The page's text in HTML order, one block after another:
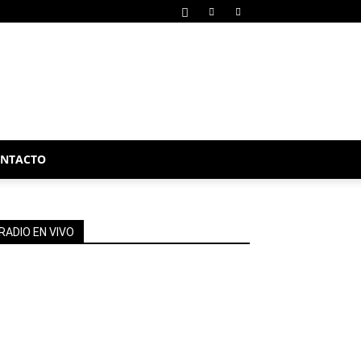
RADIO EN VIVO